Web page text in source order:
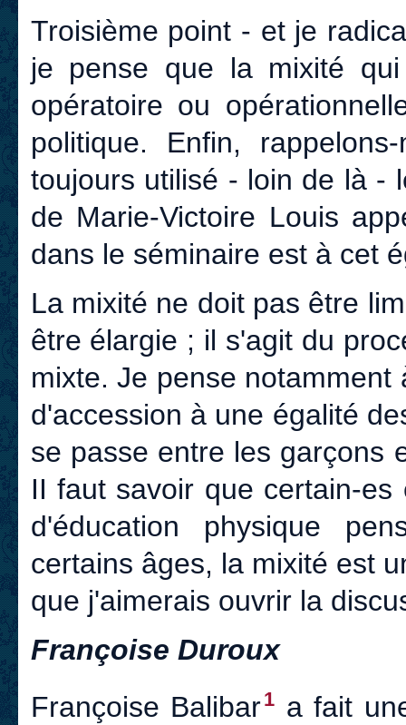
Troisième point - et je
je pense que la mixité
opératoire ou
politique. Enfin,
toujours utilisé - loin de là -
de Marie-Victoire Louis
dans le séminaire est à cet
La mixité ne doit pas être
être élargie ; il s'agit du
mixte. Je pense
d'accession à une égalité
se passe entre les garçons
II faut savoir que certain-
d'éducation physique
certains âges, la mixité est
que j'aimerais ouvrir la
Françoise Duroux
Françoise Balibar1 a fait